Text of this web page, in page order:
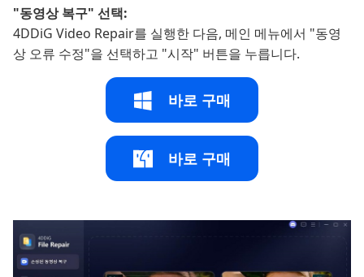
"동영상 복구" 선택:
4DDiG Video Repair를 실행한 다음, 메인 메뉴에서 "동영
상 오류 수정"을 선택하고 "시작" 버튼을 누릅니다.
바로 구매
바로 구매